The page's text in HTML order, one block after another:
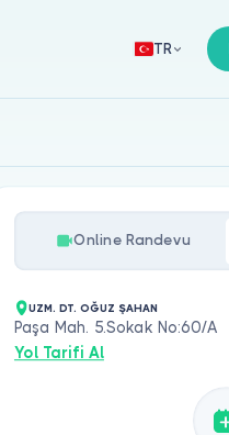
TR
Online Randevu
UZM. DT. OĞUZ ŞAHAN
Paşa Mah. 5.Sokak No:60/A
Yol Tarifi Al